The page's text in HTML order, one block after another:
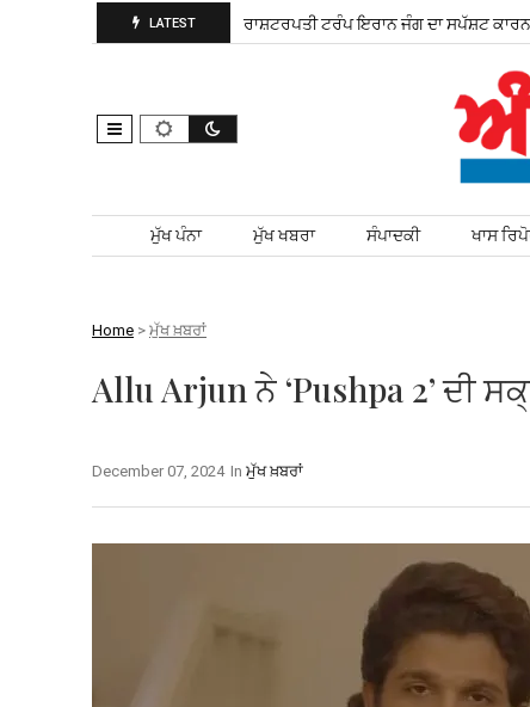
LATEST
ਲਈ ਮੈਦਾਨ ਵਿੱਚ ਨਿਤਰੀ ਰਾਸ਼ਟਰਪਤੀ ਟਰੰਪ ਇਰਾਨ ਜੰਗ ਦਾ ਸਪੱਸ਼ਟ ਕਾਰਨ
Skip to content
ਮੁੱਖ ਪੰਨਾ ਮੁੱਖ ਖਬਰਾ ਸੰਪਾਦਕੀ ਖਾਸ
Home > ਮੁੱਖ ਖ਼ਬਰਾਂ
Allu Arjun ਨੇ ‘Pushpa 2’ ਦੀ
In ਮੁੱਖ ਖ਼ਬਰਾਂ
December 07, 2024